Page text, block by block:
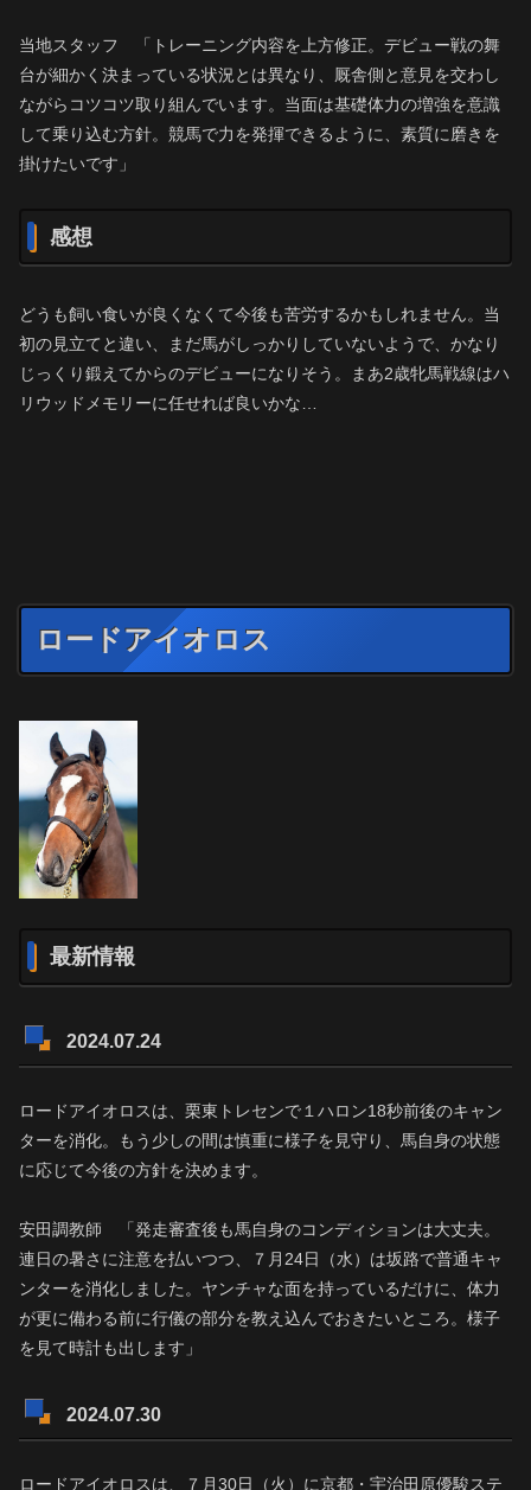
当地スタッフ 「トレーニング内容を上方修正。デビュー戦の舞
台が細かく決まっている状況とは異なり、厩舎側と意見を交わし
ながらコツコツ取り組んでいます。当面は基礎体力の増強を意識
して乗り込む方針。競馬で力を発揮できるように、素質に磨きを
掛けたいです」
感想
どうも飼い食いが良くなくて今後も苦労するかもしれません。当
初の見立てと違い、まだ馬がしっかりしていないようで、かなり
じっくり鍛えてからのデビューになりそう。まあ2歳牝馬戦線はハ
リウッドメモリーに任せれば良いかな…
ロードアイオロス
最新情報
2024.07.24
ロードアイオロスは、栗東トレセンで１ハロン18秒前後のキャン
ターを消化。もう少しの間は慎重に様子を見守り、馬自身の状態
に応じて今後の方針を決めます。
安田調教師 「発走審査後も馬自身のコンディションは大丈夫。
連日の暑さに注意を払いつつ、７月24日（水）は坂路で普通キャ
ンターを消化しました。ヤンチャな面を持っているだけに、体力
が更に備わる前に行儀の部分を教え込んでおきたいところ。様子
を見て時計も出します」
2024.07.30
ロードアイオロスは、７月30日（火）に京都・宇治田原優駿ステ